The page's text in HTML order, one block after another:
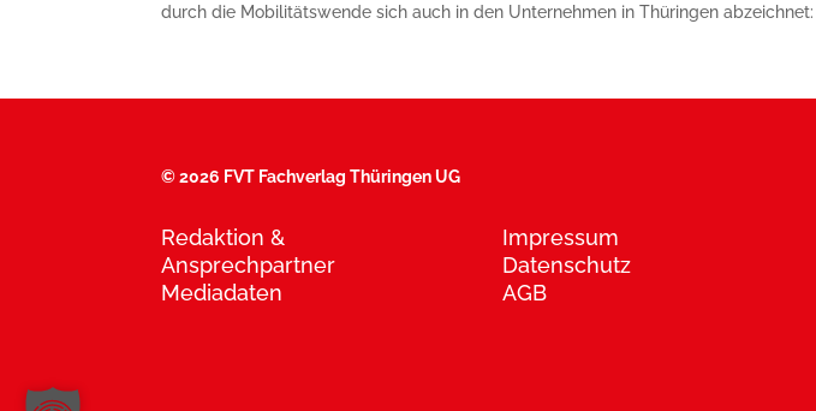
durch die Mobilitätswende sich auch in den Unternehmen in Thüringen
©2026 FVT Fachverlag Thüringen UG
Redaktion &
Ansprechpartner
Mediadaten
Impressum
Datenschutz
AGB